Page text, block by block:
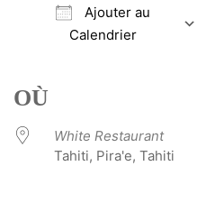
Ajouter au
Calendrier
OÙ
White Restaurant
Tahiti, Pira'e, Tahiti